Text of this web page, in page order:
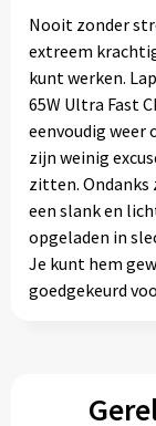
Nooit zonder
extreem
kunt werken.
65W Ultra Fast
eenvoudig weer
zijn weinig
zitten. Ondanks
een slank en
opgeladen in
Je kunt hem
goedgekeurd